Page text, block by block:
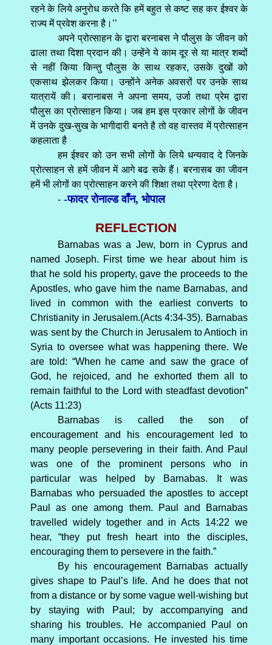
रहने के लिये अनुरोध करते कि हमें बहुत से कष्ट सह कर ईश्वर के
राज्य में प्रवेश करना है।’’
अपने प्रोत्साहन के द्वारा बरनाबस ने पौलुस के जीवन को
ढाला तथा दिशा प्रदान की। उन्हेंने ये काम दूर से या मात्र शब्दों
से नहीं किया किन्तु पौलुस के साथ रहकर, उसके दुखों को
एकसाथ झेलकर किया। उन्होंने अनेक अवसरों पर उनके साथ
यात्रायें की। बरानाबस ने अपना समय, उर्जा तथा प्रेम द्वारा
पौलुस का प्रोत्साहन किया। जब हम इस प्रकार लोगों के जीवन
में उनके दुख-सुख के भागीदारी बनते है तो वह वास्तव में प्रोत्साहन
कहलाता है
हम ईश्वर को उन सभी लोगों के लिये धन्यवाद दे जिनके
प्रोत्साहन से हमें जीवन में आगे बढ सके हैं। बरनासब का जीवन
हमें भी लोगों का प्रोत्साहन करने की शिक्षा तथा प्रेरणा देता है।
--फादर रोनाल्ड वाँन, भोपाल
REFLECTION
Barnabas was a Jew, born in Cyprus and
named Joseph. First time we hear about him is
that he sold his property, gave the proceeds to the
Apostles, who gave him the name Barnabas, and
lived in common with the earliest converts to
Christianity in Jerusalem.(Acts 4:34-35). Barnabas
was sent by the Church in Jerusalem to Antioch in
Syria to oversee what was happening there. We
are told: “When he came and saw the grace of
God, he rejoiced, and he exhorted them all to
remain faithful to the Lord with steadfast devotion”
(Acts 11:23)
Barnabas is called the son of
encouragement and his encouragement led to
many people persevering in their faith. And Paul
was one of the prominent persons who in
particular was helped by Barnabas. It was
Barnabas who persuaded the apostles to accept
Paul as one among them. Paul and Barnabas
travelled widely together and in Acts 14:22 we
hear, “they put fresh heart into the disciples,
encouraging them to persevere in the faith.”
By his encouragement Barnabas actually
gives shape to Paul’s life. And he does that not
from a distance or by some vague well-wishing but
by staying with Paul; by accompanying and
sharing his troubles. He accompanied Paul on
many important occasions. He invested his time